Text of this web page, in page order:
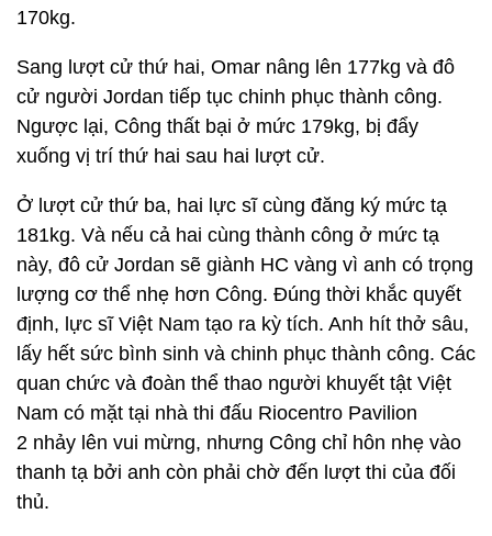
170kg.
Sang lượt cử thứ hai, Omar nâng lên 177kg và đô
cử người Jordan tiếp tục chinh phục thành công.
Ngược lại, Công thất bại ở mức 179kg, bị đẩy
xuống vị trí thứ hai sau hai lượt cử.
Ở lượt cử thứ ba, hai lực sĩ cùng đăng ký mức tạ
181kg. Và nếu cả hai cùng thành công ở mức tạ
này, đô cử Jordan sẽ giành HC vàng vì anh có trọng
lượng cơ thể nhẹ hơn Công. Đúng thời khắc quyết
định, lực sĩ Việt Nam tạo ra kỳ tích. Anh hít thở sâu,
lấy hết sức bình sinh và chinh phục thành công. Các
quan chức và đoàn thể thao người khuyết tật Việt
Nam có mặt tại nhà thi đấu Riocentro Pavilion
2 nhảy lên vui mừng, nhưng Công chỉ hôn nhẹ vào
thanh tạ bởi anh còn phải chờ đến lượt thi của đối
thủ.